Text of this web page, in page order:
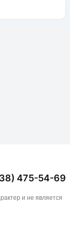
475-54-69
и не является